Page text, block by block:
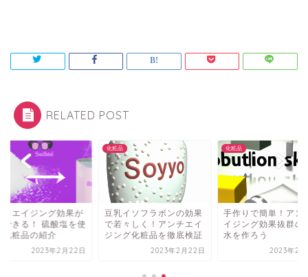
RELATED POST
チエイジング効果が
できる！ 硫酸塩を使
化粧品の紹介
2023年2月22日
化粧品
豆乳イソフラボンの効果
で若々しく！アンチエイ
ジング化粧品を徹底検証
2023年2月22日
化粧品
手作りで簡単！アン
イジング効果抜群の
水を作ろう
2023年2